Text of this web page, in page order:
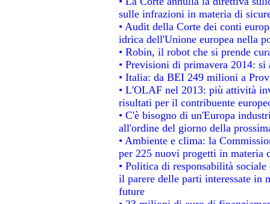
sulle infrazioni in materia di
• Audit della Corte dei conti
idrica dell'Unione europea nella
• Robin, il robot che si prende
• Previsioni di primavera 2014: si
• Italia: da BEI 249 milioni a
• L'OLAF nel 2013: più attività
risultati per il contribuente
• C'è bisogno di un'Europa
all'ordine del giorno della
• Ambiente e clima: la
per 225 nuovi progetti in materia
• Politica di responsabilità
il parere delle parti interessate in
future